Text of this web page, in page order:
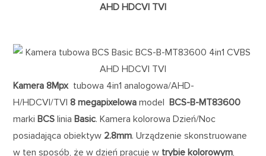
AHD HDCVI TVI
Kamera 8Mpx tubowa 4in1 analogowa/AHD-
H/HDCVI/TVI8 megapixelowa modelBCS-B-MT83600
marki BCSlinia Basic. Kamera kolorowa Dzień/Noc
posiadająca obiektyw 2.8mm. Urządzenie skonstruowane
w ten sposób, że w dzień pracuje w trybie kolorowym,